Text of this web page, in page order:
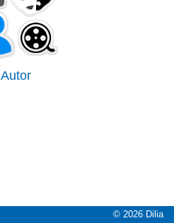
Autor
© 2026 Dilia